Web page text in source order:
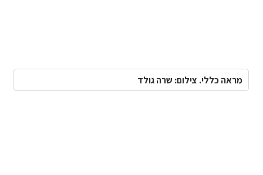
מראה כללי. צילום: שרה גולד